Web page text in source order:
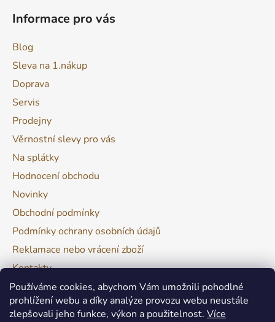
Používáme cookies, abychom Vám umožnili pohodlné
prohlížení webu a díky analýze provozu webu neustále
zlepšovali jeho funkce, výkon a použitelnost. Více
Informace pro vás
Blog
Sleva na 1.nákup
Doprava
Servis
Prodejny
Věrnostní slevy pro vás
Na splátky
Hodnocení obchodu
Novinky
Obchodní podmínky
Podmínky ochrany osobních údajů
Reklamace nebo vrácení zboží
Kontakty
Moje objednávka